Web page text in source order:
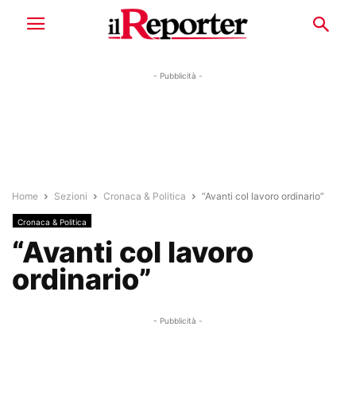
- Pubblicità -
Home Sezioni Cronaca & Politica “Avanti col lavoro ordinario”
Cronaca & Politica
“Avanti col lavoro
ordinario”
- Pubblicità -